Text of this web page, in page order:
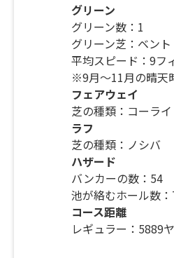
グリーン
グリーン数：1
グリーン芝：ベント
平均スピード：9フ
※9月～11月の晴天
フェアウェイ
芝の種類：コーライ
ラフ
芝の種類：ノシバ
ハザード
バンカーの数：54
池が絡むホール数
コース距離
レギュラー：5889